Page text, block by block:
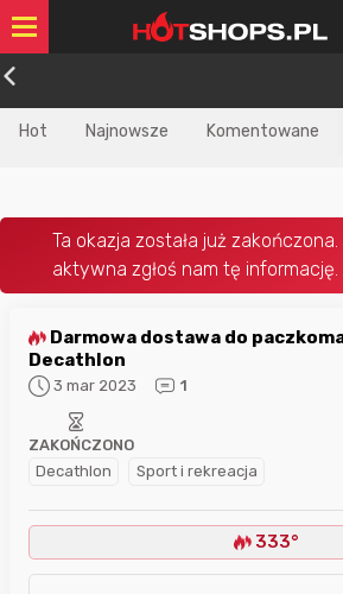
Hot Najnowsze Komentowane
Decathlon
3 mar 2023 1
Decathlon Sport i rekreacja
ZAKOŃCZONO
333°